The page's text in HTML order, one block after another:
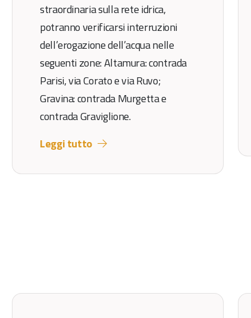
straordinaria sulla rete idrica,
potranno verificarsi interruzioni
dell’erogazione dell’acqua nelle
seguenti zone: Altamura: contrada
Parisi, via Corato e via Ruvo;
Gravina: contrada Murgetta e
contrada Graviglione.
Leggi tutto